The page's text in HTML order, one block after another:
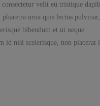
velit eu tristique
urna quis lectus
bibendum et ut neque.
nisl scelerisque, non placerat